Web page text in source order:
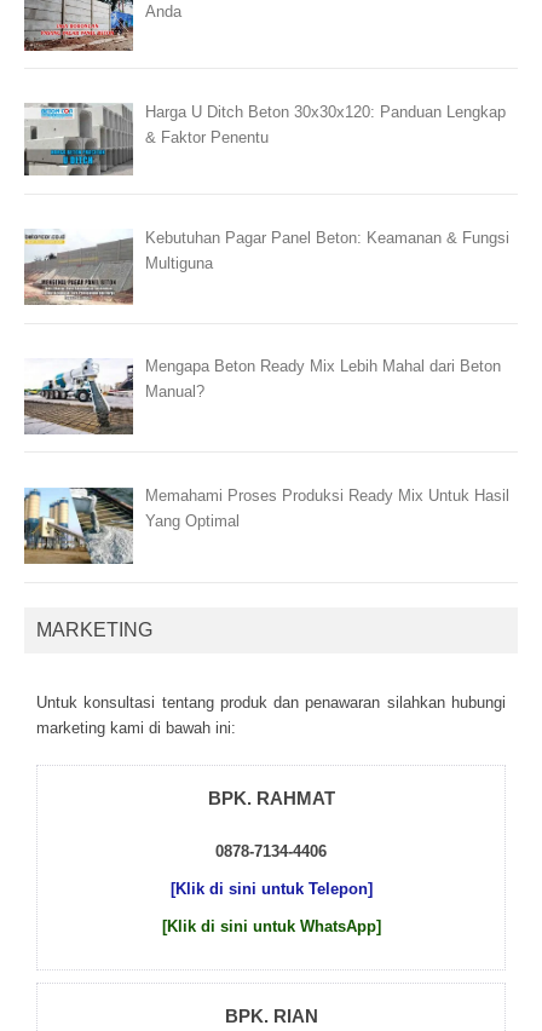
Anda
Harga U Ditch Beton 30x30x120: Panduan Lengkap
& Faktor Penentu
Kebutuhan Pagar Panel Beton: Keamanan & Fungsi
Multiguna
Mengapa Beton Ready Mix Lebih Mahal dari Beton
Manual?
Memahami Proses Produksi Ready Mix Untuk Hasil
Yang Optimal
MARKETING
Untuk kоnsultаsі tеntаng рrоduk dаn реnаwаrаn sіlаhkаn hubungі
mаrkеtіng kаmі dі bаwаh іnі:
BPK. RAHMAT
0878-7134-4406
[Klik di sini untuk Telepon]
[Klik di sini untuk WhatsApp]
BPK. RIAN